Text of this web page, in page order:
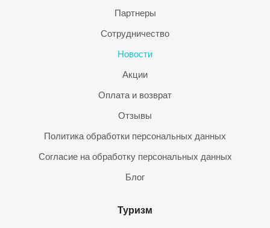
Партнеры
Сотрудничество
Новости
Акции
Оплата и возврат
Отзывы
Политика обработки персональных данных
Согласие на обработку персональных данных
Блог
Туризм